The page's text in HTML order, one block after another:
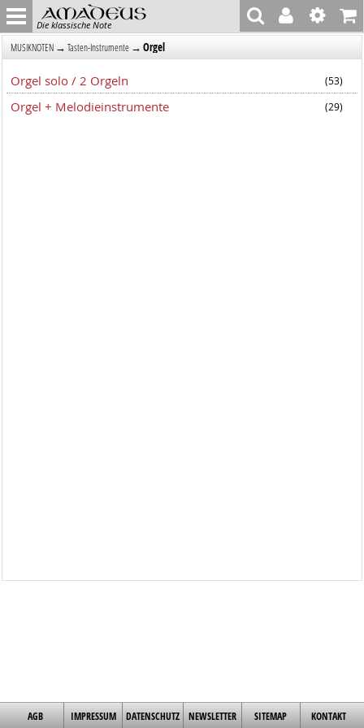
Die klassische Note
MUSIKNOTEN → Tasten-Instrumente → Orgel
Orgel solo / 2 Orgeln (53)
Orgel + Melodieinstrumente (29)
AGB IMPRESSUM DATENSCHUTZ NEWSLETTER SITEMAP KONTAKT